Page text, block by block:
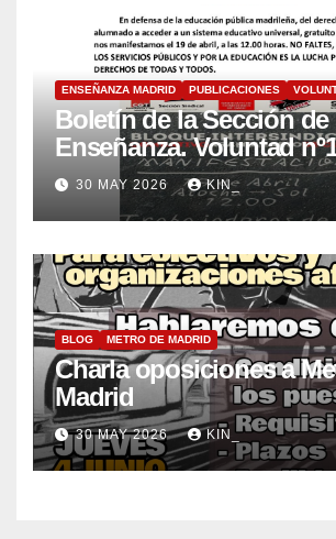
ENSEÑANZA MADRID PUBLICACIONES
Boletín de la Sección de
Enseñanza. Voluntad
30 MAY 2026 KIN_
BLOG METRO DE MADRID
Charla oposiciones a
Madrid
30 MAY 2026 KIN_